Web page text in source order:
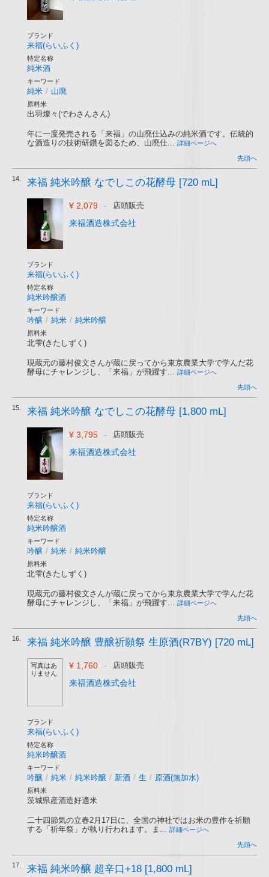
ブランド
来福(らいふく)
特定名称
純米酒
キーワード
純米 / 山廃
原料米
出羽燦々(でわさんさん)
年に一度発売される「来福」の山廃仕込みの純米酒です。伝統的
な酒造りの技術研鑽を図るため、山廃仕... 詳細ページへ
先頭へ
14. 来福 純米吟醸 なでしこの花酵母 [720 mL]
¥ 2,079 - 店頭販売
来福酒造株式会社
ブランド
来福(らいふく)
特定名称
純米吟醸酒
キーワード
吟醸 / 純米 / 純米吟醸
原料米
北雫(きたしずく)
現蔵元の藤村俊文さんが蔵に戻ってから東京農業大学で学んだ花
酵母にチャレンジし、「来福」が飛躍す... 詳細ページへ
先頭へ
15. 来福 純米吟醸 なでしこの花酵母 [1,800 mL]
¥ 3,795 - 店頭販売
来福酒造株式会社
ブランド
来福(らいふく)
特定名称
純米吟醸酒
キーワード
吟醸 / 純米 / 純米吟醸
原料米
北雫(きたしずく)
現蔵元の藤村俊文さんが蔵に戻ってから東京農業大学で学んだ花
酵母にチャレンジし、「来福」が飛躍す... 詳細ページへ
先頭へ
16. 来福 純米吟醸 豊醸祈願祭 生原酒(R7BY) [720 mL]
写真はあ
りません
¥ 1,760 - 店頭販売
来福酒造株式会社
ブランド
来福(らいふく)
特定名称
純米吟醸酒
キーワード
吟醸 / 純米 / 純米吟醸 / 新酒 / 生 / 原酒(無加水)
原料米
茨城県産酒造好適米
二十四節気の立春2月17日に、全国の神社ではお米の豊作を祈願
する「祈年祭」が執り行われます。ま... 詳細ページへ
先頭へ
17. 来福 純米吟醸 超辛口+18 [1,800 mL]